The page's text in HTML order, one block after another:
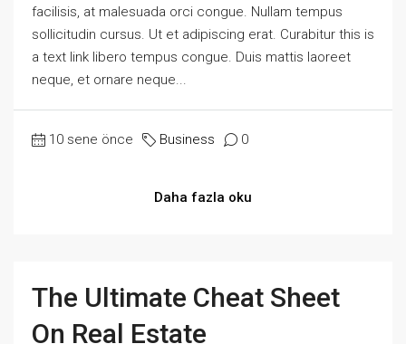
facilisis, at malesuada orci congue. Nullam tempus
sollicitudin cursus. Ut et adipiscing erat. Curabitur this is
a text link libero tempus congue. Duis mattis laoreet
neque, et ornare neque...
10 sene önce Business 0
Daha fazla oku
The Ultimate Cheat Sheet
On Real Estate